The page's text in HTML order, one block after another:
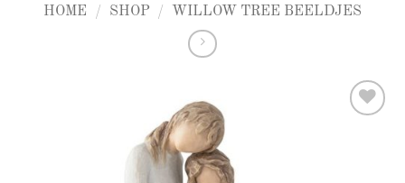
HOME / SHOP / WILLOW TREE BEELDJES